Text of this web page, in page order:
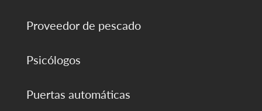
Proveedor de pescado
Psicólogos
Puertas automáticas